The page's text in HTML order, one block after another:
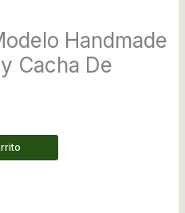
Handmade
Cacha De